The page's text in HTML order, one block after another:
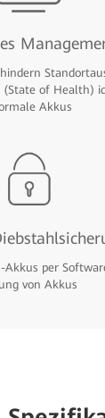
(State of Health)
Akkus
per
von Akkus